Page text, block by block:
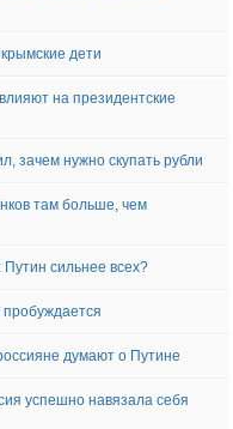
дети
на президентские
зачем нужно скупать рубли
там больше, чем
сильнее всех?
думают о Путине
успешно навязала себя